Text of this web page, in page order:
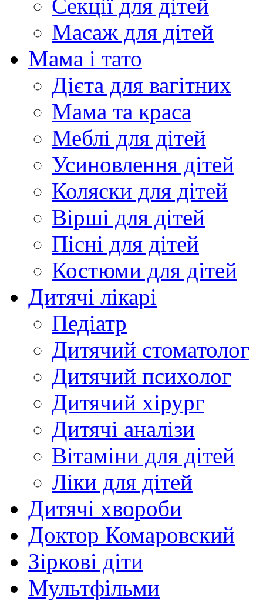
Секції для дітей
Масаж для дітей
Мама і тато
Дієта для вагітних
Мама та краса
Меблі для дітей
Усиновлення дітей
Коляски для дітей
Вірші для дітей
Пісні для дітей
Костюми для дітей
Дитячі лікарі
Педіатр
Дитячий стоматолог
Дитячий психолог
Дитячий хірург
Дитячі аналізи
Вітаміни для дітей
Ліки для дітей
Дитячі хвороби
Доктор Комаровский
Зіркові діти
Мультфільми